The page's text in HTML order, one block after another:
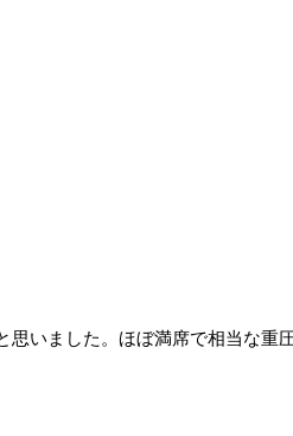
いました。ほぼ満席で相当な重